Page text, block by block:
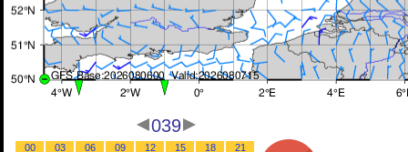
039
00 03 06 09 12 15 18
21